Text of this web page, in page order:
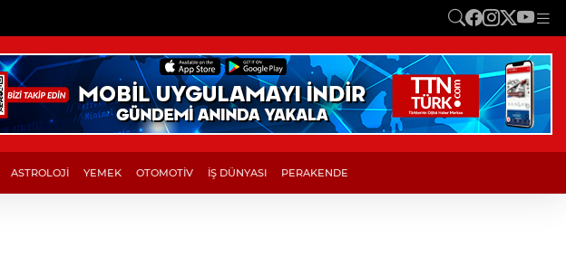
ASTROLOJİ YEMEK OTOMOTİV İŞ DÜNYASI PERAKENDE